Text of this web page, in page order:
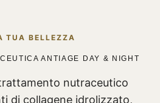
TUA BELLEZZA
ANTIAGE DAY & NIGHT
nutraceutico
di collagene idrolizzato,